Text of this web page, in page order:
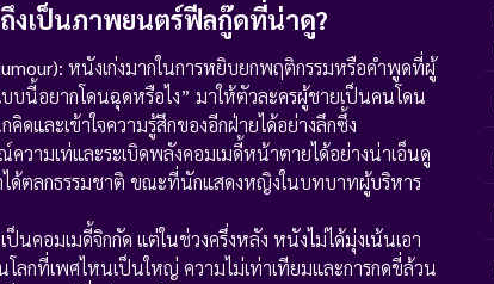
งเป็นภาพยนตร์ฟีลกู๊ดที่น่าดู?
หนังเก่งมากในการหยิบยกพฤติกรรมหรือคำพูดที่ผู้
นี้อยากโดนฉุดหรือไง” มาให้ตัวละครผู้ชายเป็นคนโดน
ดและเข้าใจความรู้สึกของอีกฝ่ายได้อย่างลึกซึ้ง
ามเท่และระเบิดพลังคอมเมดี้หน้าตายได้อย่างน่าเอ็นดู
ได้ตลกธรรมชาติ ขณะที่นักแสดงหญิงในบทบาทผู้บริหาร
นคอมเมดี้จิกกัด แต่ในช่วงครึ่งหลัง หนังไม่ได้มุ่งเน้นเอา
ลกที่เพศไหนเป็นใหญ่ ความไม่เท่าเทียมและการกดขี่ล้วน